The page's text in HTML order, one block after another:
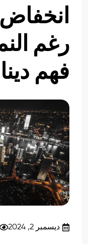
رغم
فهم
ديسمبر 2, 2024